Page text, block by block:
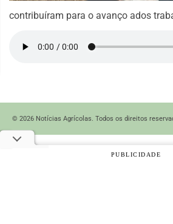
contribuíram para o avanço ados
© 2026 Notícias Agrícolas. Todos os direitos
PUBLICIDADE